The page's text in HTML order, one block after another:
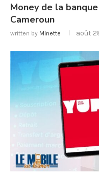
Money de la
Cameroun
written by Minette août